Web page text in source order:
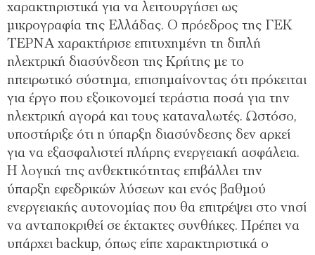
χαρακτηριστικά για να λειτουργήσει ως
μικρογραφία της Ελλάδας. Ο πρόεδρος της ΓΕΚ
ΤΕΡΝΑ χαρακτήρισε επιτυχημένη τη διπλή
ηλεκτρική διασύνδεση της Κρήτης με το
ηπειρωτικό σύστημα, επισημαίνοντας ότι πρόκειται
για έργο που εξοικονομεί τεράστια ποσά για την
ηλεκτρική αγορά και τους καταναλωτές. Ωστόσο,
υποστήριξε ότι η ύπαρξη διασύνδεσης δεν αρκεί
για να εξασφαλιστεί πλήρης ενεργειακή ασφάλεια.
Η λογική της ανθεκτικότητας επιβάλλει την
ύπαρξη εφεδρικών λύσεων και ενός βαθμού
ενεργειακής αυτονομίας που θα επιτρέψει στο νησί
να ανταποκριθεί σε έκτακτες συνθήκες. Πρέπει να
υπάρχει backup, όπως είπε χαρακτηριστικά ο